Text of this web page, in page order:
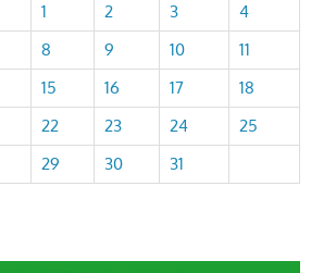
1
2 3
4
8 9 10
11
15 16 17
18
22 23 24
25
29 30 31